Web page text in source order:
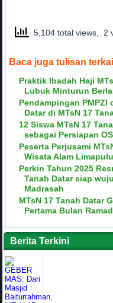
5,104 total views, 2
Baca juga tulisan
Praktik Ibadah Haji
Lubuk Minturun
Pendampingan PMPZI
Datar di MTsN 17
12 Siswa MTsN 17
sebagai Persiapan
Peserta Perjusami
Wisata Alam
Perkin Tahun 2025
Tanah Datar siap
Madrasah
MTsN 17 Tanah Datar
Pertama Bulan
Berita Terkini